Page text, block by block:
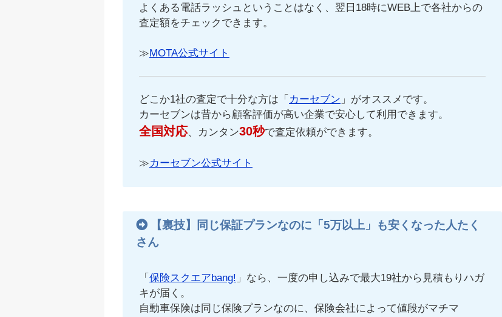
よくある電話ラッシュということはなく、翌日18時にWEB上で各社からの
査定額をチェックできます。
≫MOTA公式サイト
どこか1社の査定で十分な方は「 カーセブン 」がオススメです。
カーセブンは昔から顧客評価が高い企業で安心して利用できます。
全国対応、カンタン30秒で査定依頼ができます。
≫カーセブン公式サイト
【裏技】同じ保証プランなのに「5万以上」も安くなった人たく
さん
「 保険スクエアbang! 」なら、一度の申し込みで最大19社から見積もりハガ
キが届く。
自動車保険は同じ保険プランなのに、保険会社によって値段がマチマ